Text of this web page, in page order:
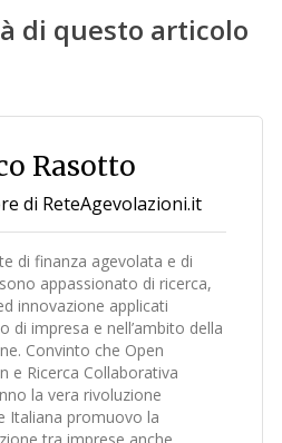
di questo articolo
Rasotto
di ReteAgevolazioni.it
di finanza agevolata e di
appassionato di ricerca,
innovazione applicati
di impresa e nell’ambito della
Convinto che Open
e Ricerca Collaborativa
la vera rivoluzione
Italiana promuovo la
tra imprese anche